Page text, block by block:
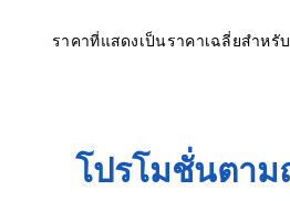
ราคาที่แสดงเป็นราคาเฉลี่ยสำหรั
โปรโมชั่นตาม